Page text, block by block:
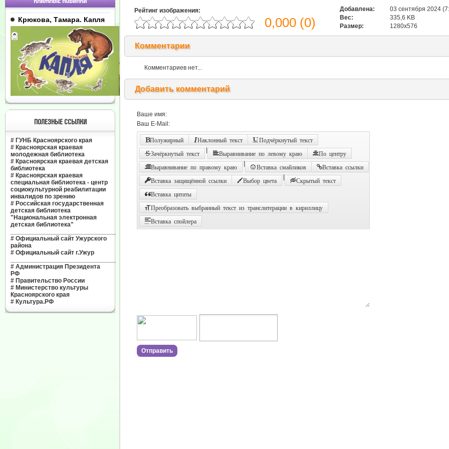
Крюкова, Тамара. Капля
ПОЛЕЗНЫЕ ССЫЛКИ
# ГУНБ Красноярского края
# Красноярская краевая
молодежная библиотека
# Красноярская краевая детская
библиотека
# Красноярская краевая
специальная библиотека - центр
социокультурной реабилитации
инвалидов по зрению
# Российская государственная
детская библиотека
"Национальная электронная
детская библиотека"
# Официальный сайт Ужурского
района
# Официальный сайт г.Ужур
# Администрация Президента
РФ
# Правительство России
# Министерство культуры
Красноярского края
# Культура.РФ
Рейтинг изображения:
0,000 (0)
Добавлена:
03 сентября 2024
Вес:
335,6 KB
Размер:
1280x576
Комментарии
Комментариев нет...
Добавить комментарий
Ваше имя:
Ваш E-Mail:
Полужирный Наклонный текст Подчёркнутый текст
Зачёркнутый текст Выравнивание по левому краю По центру
Выравнивание по правому краю Вставка смайликов Вставка ссылки
Вставка защищённой ссылки Выбор цвета Скрытый текст
Вставка цитаты
Преобразовать выбранный текст из транслитерации в кириллицу
Вставка спойлера